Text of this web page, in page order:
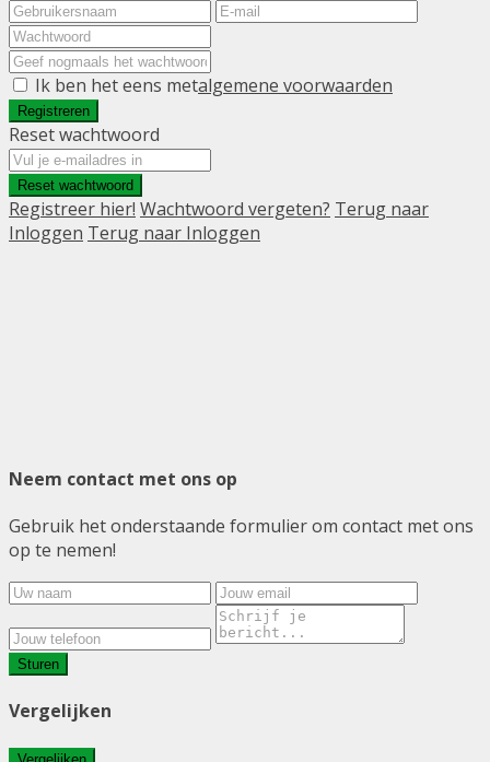
Ik ben het eens metalgemene voorwaarden
Registreren
Reset wachtwoord
Reset wachtwoord
Registreer hier! Wachtwoord vergeten? Terug naar
Inloggen Terug naar Inloggen
Neem contact met ons op
Gebruik het onderstaande formulier om contact met ons
op te nemen!
Sturen
Vergelijken